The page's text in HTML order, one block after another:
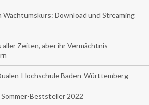
Download und Streaming
Zeiten, aber ihr Vermächtnis
Hochschule Baden-Württemberg
Beststeller 2022